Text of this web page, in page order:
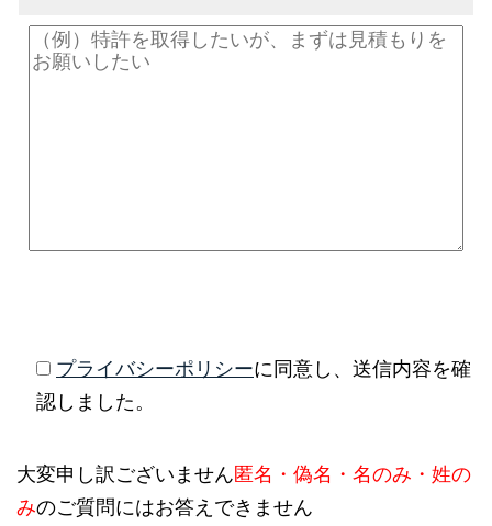
プライバシーポリシーに同意し、送信内容を確
認しました。
大変申し訳ございません匿名・偽名・名のみ・姓の
みのご質問にはお答えできません